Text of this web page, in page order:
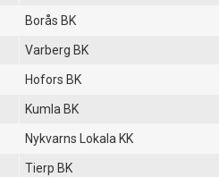
Borås BK
Varberg BK
Hofors BK
Kumla BK
Nykvarns Lokala KK
Tierp BK